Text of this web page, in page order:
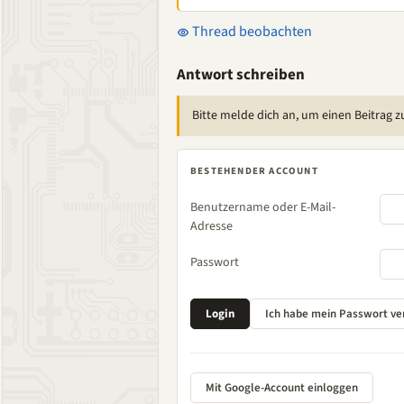
Thread beobachten
Antwort schreiben
Bitte melde dich an, um einen Beitrag
BESTEHENDER ACCOUNT
Benutzername oder E-Mail-
Adresse
Passwort
Mit Google-Account einloggen